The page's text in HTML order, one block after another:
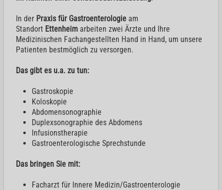
In der Praxis für Gastroenterologie am
Standort Ettenheim arbeiten zwei Ärzte und Ihre
Medizinischen Fachangestellten Hand in Hand, um unsere
Patienten bestmöglich zu versorgen.
Das gibt es u.a. zu tun:
Gastroskopie
Koloskopie
Abdomensonographie
Duplexsonographie des Abdomens
Infusionstherapie
Gastroenterologische Sprechstunde
Das bringen Sie mit:
Facharzt für Innere Medizin/Gastroenterologie